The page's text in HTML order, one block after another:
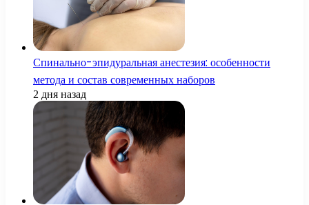
Спинально-эпидуральная анестезия: особенности
метода и состав современных наборов
2 дня назад